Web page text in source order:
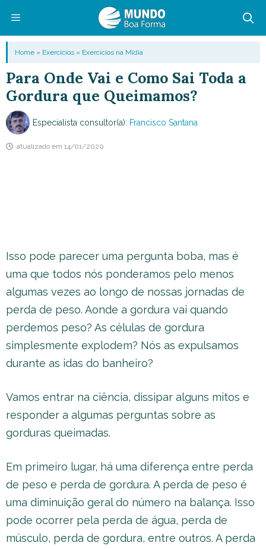
conteúdo
Menu
Home » Exercícios » Exercícios na Mídia
Para Onde Vai e Como Sai Toda a
Gordura que Queimamos?
Especialista consultor(a): Francisco Santana
atualizado em 14/01/2020
Isso pode parecer uma pergunta boba, mas é
uma que todos nós ponderamos pelo menos
algumas vezes ao longo de nossas jornadas de
perda de peso. Aonde a gordura vai quando
perdemos peso? As células de gordura
simplesmente explodem? Nós as expulsamos
durante as idas do banheiro?
Vamos entrar na ciência, dissipar alguns mitos e
responder a algumas perguntas sobre as
gorduras queimadas.
Em primeiro lugar, há uma diferença entre perda
de peso e perda de gordura. A perda de peso é
uma diminuição geral do número na balança. Isso
pode ocorrer pela perda de água, perda de
músculo, perda de gordura, entre outros. A perda